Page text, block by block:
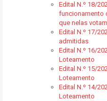
Edital N.º 18/
funcionamento
que nelas
Edital N.º 17/
admitidas
Edital N.º 16/
Loteamento
Edital N.º 15/
Loteamento
Edital N.º 14/
Loteamento